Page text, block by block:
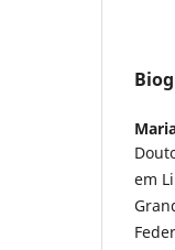
em